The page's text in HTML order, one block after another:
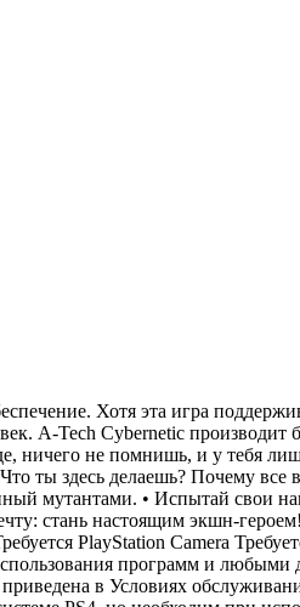
Хотя эта игра
A-Tech Cybernetic
не помнишь, и у тебя
здесь делаешь? Почему все
мутантами. • Испытай свои
стань настоящим экшн-
PlayStation Camera
программ и
в Условиях